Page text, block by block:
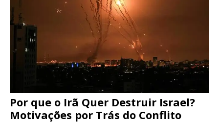
Por que o Irã Quer Destruir Israel?
Motivações por Trás do Conflito